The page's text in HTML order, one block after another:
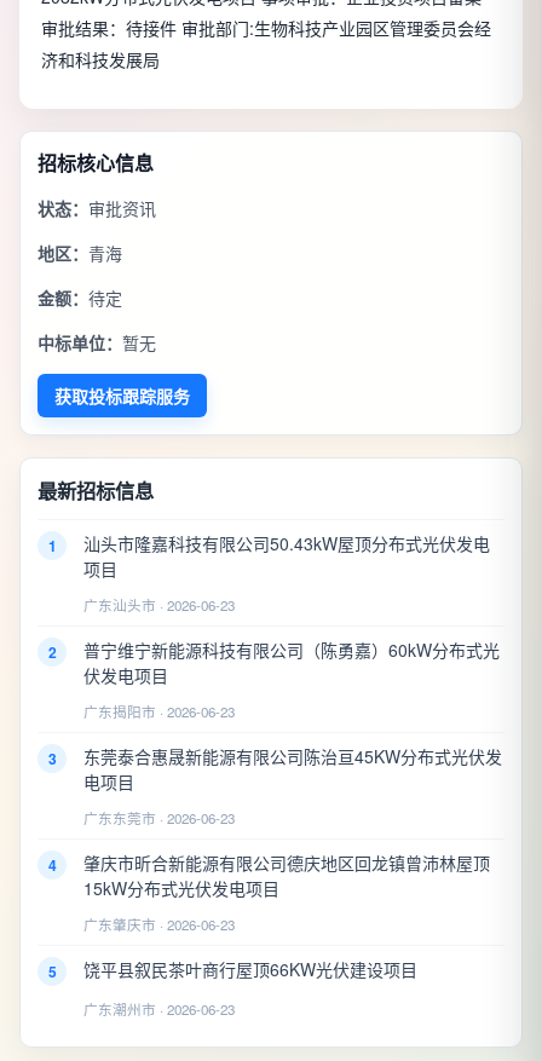
审批结果：待接件 审批部门:生物科技产业园区管理委员会经
济和科技发展局
招标核心信息
状态： 审批资讯
地区： 青海
金额： 待定
中标单位： 暂无
获取投标跟踪服务
最新招标信息
1
汕头市隆嘉科技有限公司50.43kW屋顶分布式光伏发电
项目
广东汕头市 · 2026-06-23
2
普宁维宁新能源科技有限公司（陈勇嘉）60kW分布式光
伏发电项目
广东揭阳市 · 2026-06-23
3
东莞泰合惠晟新能源有限公司陈治亘45KW分布式光伏发
电项目
广东东莞市 · 2026-06-23
4
肇庆市昕合新能源有限公司德庆地区回龙镇曾沛林屋顶
15kW分布式光伏发电项目
广东肇庆市 · 2026-06-23
5 饶平县叙民茶叶商行屋顶66KW光伏建设项目
广东潮州市 · 2026-06-23